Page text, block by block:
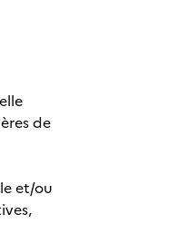
de
et/ou